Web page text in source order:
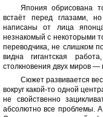
Япония обрисована
встаёт перед глазами,
написаны от лица
незнакомый с некоторыми
переводчика, не слишком
видна гигантская
столкновения двух миров —
Сюжет развивается
вокруг какой-то одной
не свойственно
абсолютно все проблемы.